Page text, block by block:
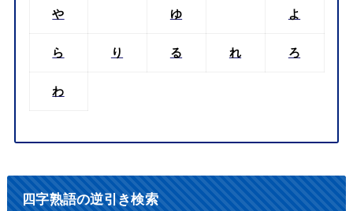
や ゆ よ
ら り る れ ろ
わ
四字熟語の逆引き検索